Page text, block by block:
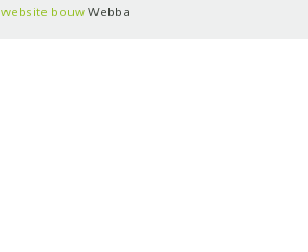
website bouwWebba